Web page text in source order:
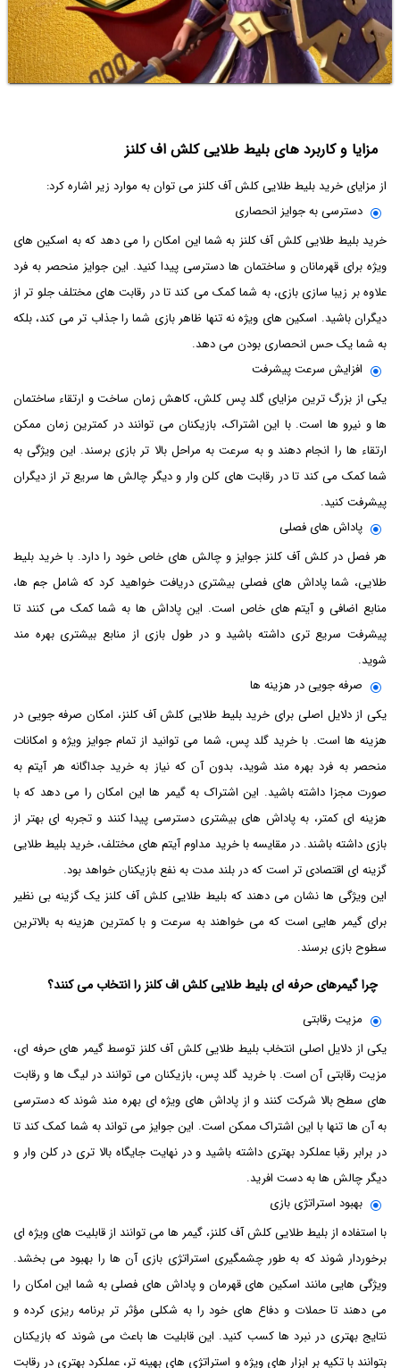
مزایا و کاربرد های بلیط طلایی کلش اف کلنز
از مزایای خرید بلیط طلایی کلش آف کلنز می توان به موارد زیر اشاره کرد:
دسترسی به جوایز انحصاری
خرید بلیط طلایی کلش آف کلنز به شما این امکان را می ‌دهد که به اسکین ‌های
ویژه برای قهرمانان و ساختمان ‌ها دسترسی پیدا کنید. این جوایز منحصر به فرد
علاوه بر زیبا سازی بازی، به شما کمک می ‌کند تا در رقابت‌ های مختلف جلو تر از
دیگران باشید. اسکین‌ های ویژه نه تنها ظاهر بازی شما را جذاب ‌تر می‌ کند، بلکه
به شما یک حس انحصاری بودن می‌ دهد.
افزایش سرعت پیشرفت
یکی از بزرگ ‌ترین مزایای گلد پس کلش، کاهش زمان ساخت و ارتقاء ساختمان‌
ها و نیرو ها است. با این اشتراک، بازیکنان می ‌توانند در کمترین زمان ممکن
ارتقاء ها را انجام دهند و به سرعت به مراحل بالا تر بازی برسند. این ویژگی به
شما کمک می ‌کند تا در رقابت ‌های کلن وار و دیگر چالش‌ ها سریع ‌تر از دیگران
پیشرفت کنید.
پاداش‌ های فصلی
هر فصل در کلش آف کلنز جوایز و چالش ‌های خاص خود را دارد. با خرید بلیط
طلایی، شما پاداش‌ های فصلی بیشتری دریافت خواهید کرد که شامل جم‌ ها،
منابع اضافی و آیتم‌ های خاص است. این پاداش ‌ها به شما کمک می‌ کنند تا
پیشرفت سریع تری داشته باشید و در طول بازی از منابع بیشتری بهره ‌مند
شوید.
صرفه‌ جویی در هزینه ‌ها
یکی از دلایل اصلی برای خرید بلیط طلایی کلش آف کلنز، امکان صرفه‌ جویی در
هزینه ‌ها است. با خرید گلد پس، شما می ‌توانید از تمام جوایز ویژه و امکانات
منحصر به فرد بهره‌ مند شوید، بدون آن که نیاز به خرید جداگانه هر آیتم به
صورت مجزا داشته باشید. این اشتراک به گیمر ها این امکان را می ‌دهد که با
هزینه ‌ای کمتر، به پاداش ‌های بیشتری دسترسی پیدا کنند و تجربه ‌ای بهتر از
بازی داشته باشند. در مقایسه با خرید مداوم آیتم‌ های مختلف، خرید بلیط طلایی
گزینه ‌ای اقتصادی‌ تر است که در بلند مدت به نفع بازیکنان خواهد بود.
این ویژگی ‌ها نشان می ‌دهند که بلیط طلایی کلش آف کلنز یک گزینه بی ‌نظیر
برای گیمر هایی است که می‌ خواهند به سرعت و با کمترین هزینه به بالاترین
سطوح بازی برسند.
چرا گیمرهای حرفه ‌ای بلیط طلایی کلش اف کلنز را انتخاب می ‌کنند؟
مزیت رقابتی
یکی از دلایل اصلی انتخاب بلیط طلایی کلش آف کلنز توسط گیمر های حرفه ‌ای،
مزیت رقابتی آن است. با خرید گلد پس، بازیکنان می ‌توانند در لیگ ‌ها و رقابت‌
های سطح بالا شرکت کنند و از پاداش‌ های ویژه ‌ای بهره‌ مند شوند که دسترسی
به آن‌ ها تنها با این اشتراک ممکن است. این جوایز می‌ تواند به شما کمک کند تا
در برابر رقبا عملکرد بهتری داشته باشید و در نهایت جایگاه بالا تری در کلن وار و
دیگر چالش ‌ها به دست افرید.
بهبود استراتژی بازی
با استفاده از بلیط طلایی کلش آف کلنز، گیمر ها می‌ توانند از قابلیت ‌های ویژه ‌ای
برخوردار شوند که به طور چشمگیری استراتژی بازی آن‌ ها را بهبود می ‌بخشد.
ویژگی‌ هایی مانند اسکین‌ های قهرمان و پاداش‌ های فصلی به شما این امکان را
می ‌دهند تا حملات و دفاع‌ های خود را به شکلی مؤثر تر برنامه ‌ریزی کرده و
نتایج بهتری در نبرد ها کسب کنید. این قابلیت ‌ها باعث می ‌شوند که بازیکنان
بتوانند با تکیه بر ابزار های ویژه و استراتژی‌ های بهینه‌ تر، عملکرد بهتری در رقابت